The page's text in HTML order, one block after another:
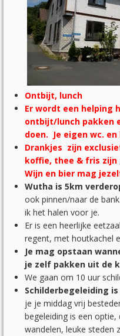
Ontbijt, lunch
Er wordt een helping
ontbijt/lunch pakken
doen. Je eigen wc.
Drankjes zijn
koffie, thee & fris zijn
Wijn en bier mag
Wutha is 5km
ook pinnen/naar de
ik het halen voor je.
Er is een heerlijke
regent, met houtkachel
Je mag opstaan
je zelf pakken uit de
We gaan om 10 uur
Schilderbegeleiding
je je middag vrij
begeleiding is een
wandelen, leuke steden